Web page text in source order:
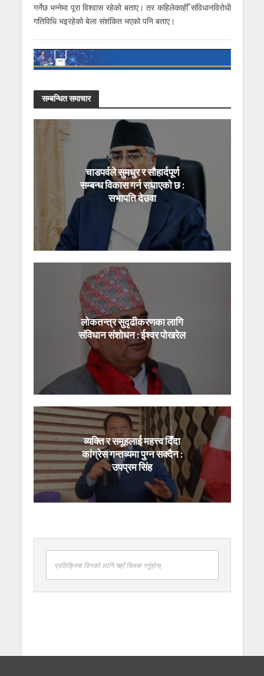
गर्नेछ भन्नेमा पूरा विश्वास रहेको बताए। तर कहिलेकाहीँ संविधानविरोधी
गतिविधि भइरहेको बेला संशंकित भएको पनि बताए।
सम्बन्धित समाचार
चाडपर्वले सुमधुर र सौहार्दपूर्ण
सम्बन्ध विकास गर्न सघाएको छ :
सभापति देउवा
लोकतन्त्र सुदृढीकरणका लागि
संविधान संशोधन : ईश्वर पोखरेल
व्यक्ति र समूहलाई महत्त्व दिँदा
कांग्रेस गन्तव्यमा पुग्न सक्दैन :
उपप्रम सिंह
प्रतिक्रिया दिनको लागि यहाँ क्लिक गर्नुहोस्